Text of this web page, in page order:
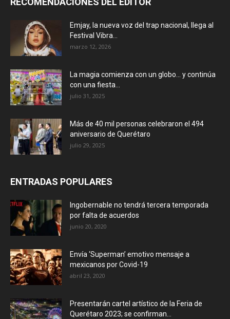
Emjay, la nueva voz del trap nacional, llega al
Festival Vibra...
marzo 12, 2026
La magia comienza con un globo… y continúa
con una fiesta...
julio 31, 2025
Más de 40 mil personas celebraron el 494
aniversario de Querétaro
julio 29, 2025
ENTRADAS POPULARES
Ingobernable no tendrá tercera temporada
por falta de acuerdos
junio 20, 2020
Envía ‘Superman’ emotivo mensaje a
mexicanos por Covid-19
abril 23, 2020
Presentarán cartel artístico de la Feria de
Querétaro 2023; se confirman...